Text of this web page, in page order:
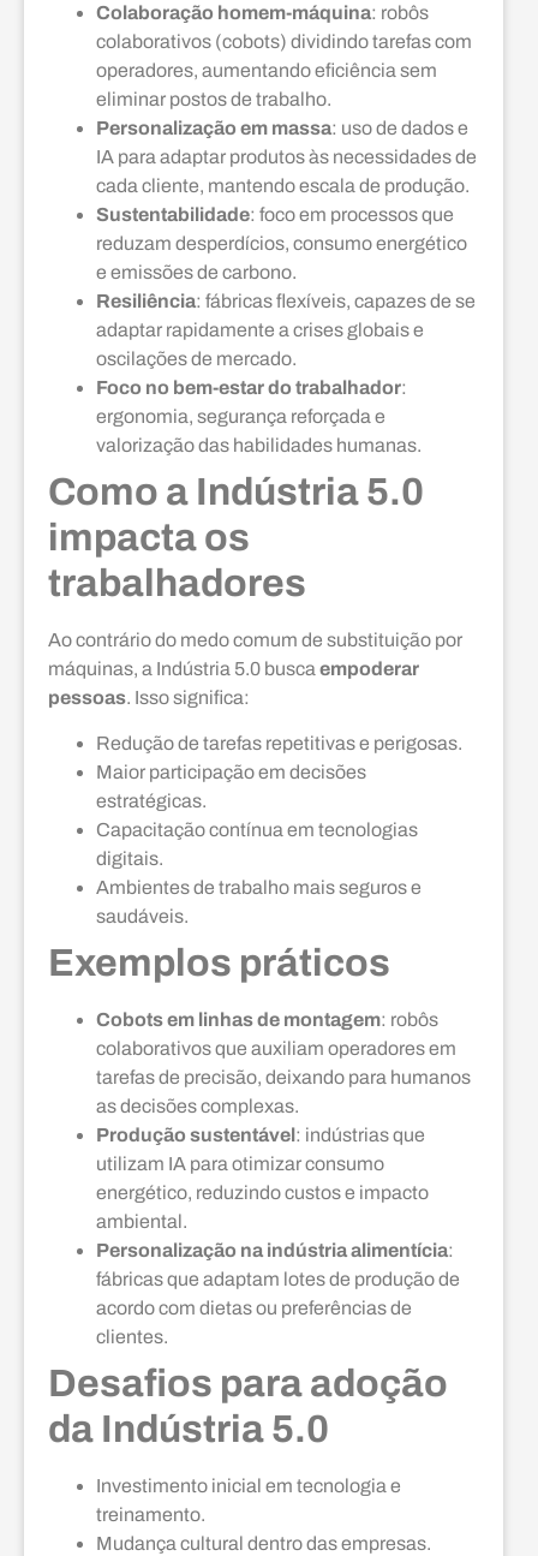
Colaboração homem-máquina: robôs
colaborativos (cobots) dividindo tarefas com
operadores, aumentando eficiência sem
eliminar postos de trabalho.
Personalização em massa: uso de dados e
IA para adaptar produtos às necessidades de
cada cliente, mantendo escala de produção.
Sustentabilidade: foco em processos que
reduzam desperdícios, consumo energético
e emissões de carbono.
Resiliência: fábricas flexíveis, capazes de se
adaptar rapidamente a crises globais e
oscilações de mercado.
Foco no bem-estar do trabalhador:
ergonomia, segurança reforçada e
valorização das habilidades humanas.
Como a Indústria 5.0
impacta os
trabalhadores
Ao contrário do medo comum de substituição por
máquinas, a Indústria 5.0 busca empoderar
pessoas. Isso significa:
Redução de tarefas repetitivas e perigosas.
Maior participação em decisões
estratégicas.
Capacitação contínua em tecnologias
digitais.
Ambientes de trabalho mais seguros e
saudáveis.
Exemplos práticos
Cobots em linhas de montagem: robôs
colaborativos que auxiliam operadores em
tarefas de precisão, deixando para humanos
as decisões complexas.
Produção sustentável: indústrias que
utilizam IA para otimizar consumo
energético, reduzindo custos e impacto
ambiental.
Personalização na indústria alimentícia:
fábricas que adaptam lotes de produção de
acordo com dietas ou preferências de
clientes.
Desafios para adoção
da Indústria 5.0
Investimento inicial em tecnologia e
treinamento.
Mudança cultural dentro das empresas.